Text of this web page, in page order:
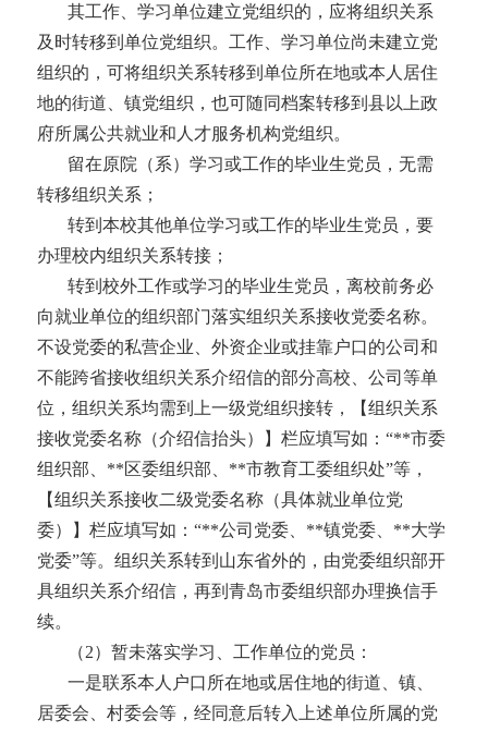
其工作、学习单位建立党组织的，应将组织关系
及时转移到单位党组织。工作、学习单位尚未建立党
组织的，可将组织关系转移到单位所在地或本人居住
地的街道、镇党组织，也可随同档案转移到县以上政
府所属公共就业和人才服务机构党组织。
留在原院（系）学习或工作的毕业生党员，无需
转移组织关系；
转到本校其他单位学习或工作的毕业生党员，要
办理校内组织关系转接；
转到校外工作或学习的毕业生党员，离校前务必
向就业单位的组织部门落实组织关系接收党委名称。
不设党委的私营企业、外资企业或挂靠户口的公司和
不能跨省接收组织关系介绍信的部分高校、公司等单
位，组织关系均需到上一级党组织接转，【组织关系
接收党委名称（介绍信抬头）】栏应填写如：“**市委
组织部、**区委组织部、**市教育工委组织处”等，
【组织关系接收二级党委名称（具体就业单位党
委）】栏应填写如：“**公司党委、**镇党委、**大学
党委”等。组织关系转到山东省外的，由党委组织部开
具组织关系介绍信，再到青岛市委组织部办理换信手
续。
（2）暂未落实学习、工作单位的党员：
一是联系本人户口所在地或居住地的街道、镇、
居委会、村委会等，经同意后转入上述单位所属的党